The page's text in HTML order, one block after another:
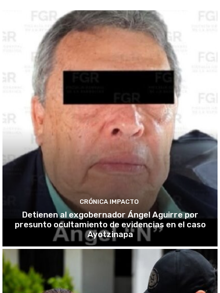
CRÓNICA IMPACTO
Detienen al exgobernador Ángel Aguirre por
presunto ocultamiento de evidencias en el caso
Ayotzinapa